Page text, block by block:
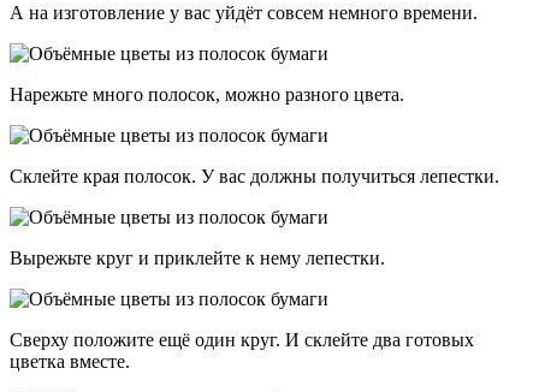
А на изготовление у вас уйдёт совсем немного времени.
Нарежьте много полосок, можно разного цвета.
Склейте края полосок. У вас должны получиться лепестки.
Вырежьте круг и приклейте к нему лепестки.
Сверху положите ещё один круг. И склейте два готовых
цветка вместе.